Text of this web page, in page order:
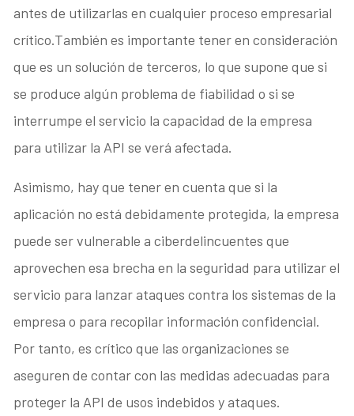
antes de utilizarlas en cualquier proceso empresarial
crítico.También es importante tener en consideración
que es un solución de terceros, lo que supone que si
se produce algún problema de fiabilidad o si se
interrumpe el servicio la capacidad de la empresa
para utilizar la API se verá afectada.
Asimismo, hay que tener en cuenta que si la
aplicación no está debidamente protegida, la empresa
puede ser vulnerable a ciberdelincuentes que
aprovechen esa brecha en la seguridad para utilizar el
servicio para lanzar ataques contra los sistemas de la
empresa o para recopilar información confidencial.
Por tanto, es crítico que las organizaciones se
aseguren de contar con las medidas adecuadas para
proteger la API de usos indebidos y ataques.